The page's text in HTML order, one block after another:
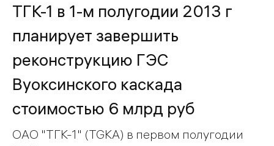
ТГК-1 в 1-м полугодии 2013 г
планирует завершить
реконструкцию ГЭС
Вуоксинского каскада
стоимостью 6 млрд руб
ОАО "ТГК-1" (TGKA) в первом полугодии